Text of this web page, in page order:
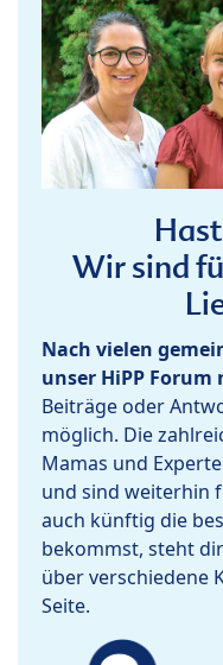
Wir sind
Nach vielen
unser HiPP
Beiträge oder
möglich. Die
Mamas und
und sind weiterhin
auch künftig die
bekommst, steht
über verschiedene
Seite.